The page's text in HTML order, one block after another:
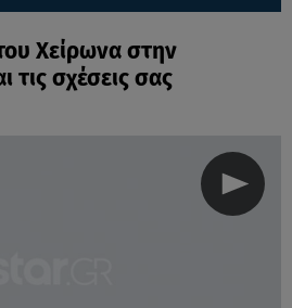
Χείρωνα στην
τις σχέσεις σας